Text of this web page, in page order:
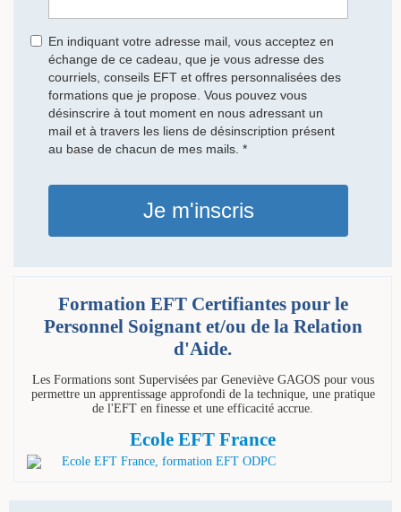
En indiquant votre adresse mail, vous acceptez en
échange de ce cadeau, que je vous adresse des
courriels, conseils EFT et offres personnalisées des
formations que je propose. Vous pouvez vous
désinscrire à tout moment en nous adressant un
mail et à travers les liens de désinscription présent
au base de chacun de mes mails. *
Je m'inscris
Formation EFT Certifiantes pour le
Personnel Soignant et/ou de la Relation
d'Aide.
Les Formations sont Supervisées par Geneviève GAGOS pour vous
permettre un apprentissage approfondi de la technique, une pratique
de l'EFT en finesse et une efficacité accrue.
Ecole EFT France